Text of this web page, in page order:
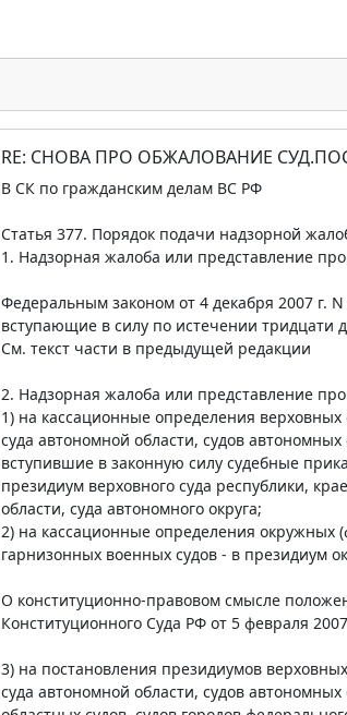
RE: СНОВА ПРО ОБЖАЛОВАНИЕ
В СК по гражданским делам ВС РФ
Статья 377. Порядок подачи надзорной
1. Надзорная жалоба или представление
Федеральным законом от 4 декабря 2007 г.
вступающие в силу по истечении тридцати
См. текст части в предыдущей редакции
2. Надзорная жалоба или представление
1) на кассационные определения верховных
суда автономной области, судов
вступившие в законную силу судебные
президиум верховного суда республики,
области, суда автономного округа;
2) на кассационные определения окружных
гарнизонных военных судов - в президиум
О конституционно-правовом смысле
Конституционного Суда РФ от 5 февраля
3) на постановления президиумов
суда автономной области, судов